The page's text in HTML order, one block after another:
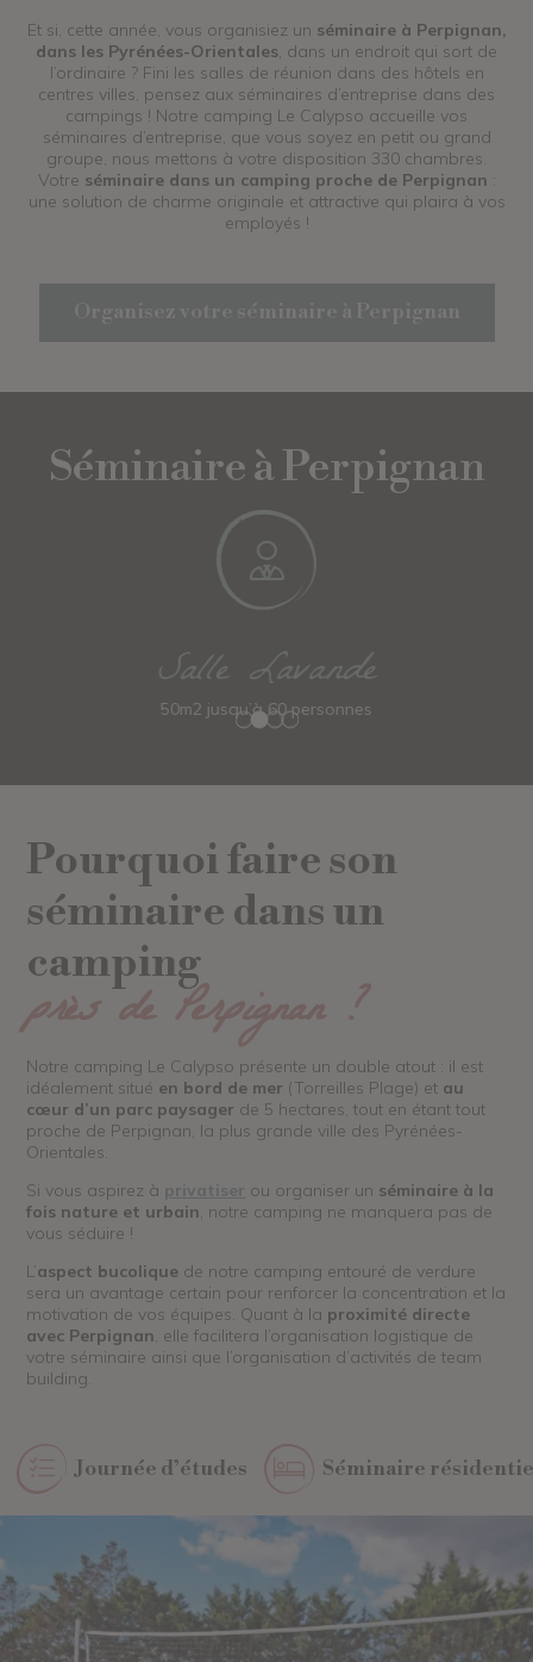
Et si, cette année, vous organisiez un séminaire à Perpignan,
dans les Pyrénées-Orientales, dans un endroit qui sort de
l’ordinaire ? Fini les salles de réunion dans des hôtels en
centres villes, pensez aux séminaires d’entreprise dans des
campings ! Notre camping Le Calypso accueille vos
séminaires d’entreprise, que vous soyez en petit ou grand
groupe, nous mettons à votre disposition 330 chambres.
Votre séminaire dans un camping proche de Perpignan :
une solution de charme originale et attractive qui plaira à vos
employés !
Organisez votre séminaire à Perpignan
Séminaire à Perpignan
Salle Lavande
50m2 jusqu’à 60 personnes
Pourquoi faire son
séminaire dans un
camping
près de Perpignan ?
Notre camping Le Calypso présente un double atout : il est
idéalement situé en bord de mer (Torreilles Plage) et au
cœur d’un parc paysager de 5 hectares, tout en étant tout
proche de Perpignan, la plus grande ville des Pyrénées-
Orientales.
Si vous aspirez à privatiser ou organiser un séminaire à la
fois nature et urbain, notre camping ne manquera pas de
vous séduire !
L’aspect bucolique de notre camping entouré de verdure
sera un avantage certain pour renforcer la concentration et la
motivation de vos équipes. Quant à la proximité directe
avec Perpignan, elle facilitera l’organisation logistique de
votre séminaire ainsi que l’organisation d’activités de team
building.
Journée d’études Séminaire